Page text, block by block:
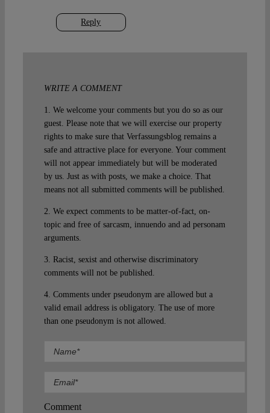
Reply
WRITE A COMMENT
1. We welcome your comments but you do so as our
guest. Please note that we will exercise our property
rights to make sure that Verfassungsblog remains a
safe and attractive place for everyone. Your comment
will not appear immediately but will be moderated
by us. Just as with posts, we make a choice. That
means not all submitted comments will be published.
2. We expect comments to be matter-of-fact, on-
topic and free of sarcasm, innuendo and ad personam
arguments.
3. Racist, sexist and otherwise discriminatory
comments will not be published.
4. Comments under pseudonym are allowed but a
valid email address is obligatory. The use of more
than one pseudonym is not allowed.
Comment